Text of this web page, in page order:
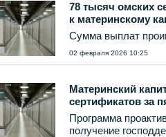
78 тысяч омских
к материнскому
Сумма выплат
02 февраля 2026 10:25
Материнский
сертификатов за
Программа
получение